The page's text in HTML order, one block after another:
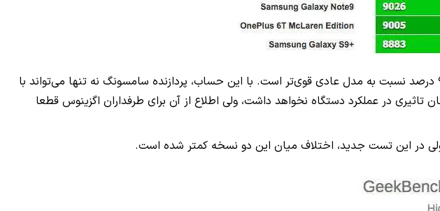
اگر وضعیت بنچمارک چندهسته‌ای S10 پلاس را با S10 عادی مقایسه کنیم، درمی‌یابیم که این دستگاه حدود ۹ درصد نسبت به مدل عادی قوی‌تر است. با این حساب، پردازنده سامسونگ نه تنها می‌تواند با
این تفاوت ناچیز آن چنان تاثیری در عملکرد دستگاه نخواهد داشت، ولی اطلاع از آن برای طرفداران اگزینوس قطعا
در این تست جدید، اختلاف میان این دو نسخه کمتر شده است.